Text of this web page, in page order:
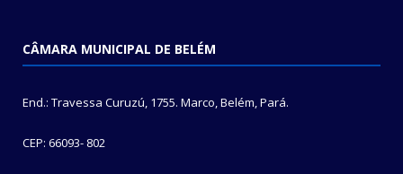
CÂMARA MUNICIPAL DE BELÉM
End.: Travessa Curuzú, 1755. Marco, Belém, Pará.
CEP: 66093- 802